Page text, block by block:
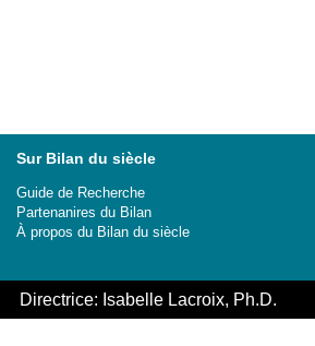
Sur Bilan du siècle
Guide de Recherche
Partenanires du Bilan
À propos du Bilan du siècle
Directrice: Isabelle Lacroix, Ph.D.